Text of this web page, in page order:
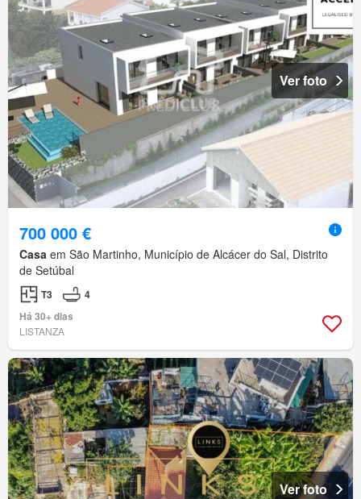
Ver foto
700 000 €
Casa em São Martinho, Município de Alcácer do Sal, Distrito
de Setúbal
T3
4
Há 30+ dias
LISTANZA
Ver foto